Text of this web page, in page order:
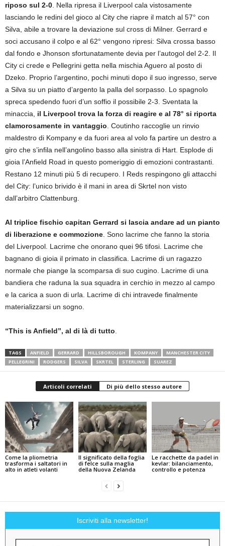
riposo sul 2-0 . Nella ripresa il Liverpool cala vistosamente
lasciando le redini del gioco al City che riapre il match al 57° con
Silva, abile a trovare la deviazione sul cross di Milner. Gerrard e
soci accusano il colpo e al 62° vengono ripresi: Silva crossa basso
dal fondo e Jhonson sfortunatamente devia per l’autogol del 2-2. Il
City ci crede e Pellegrini getta nella mischia Aguero al posto di
Dzeko. Proprio l’argentino, pochi minuti dopo il suo ingresso, serve
a Silva su un piatto d’argento la palla del sorpasso. Lo spagnolo
spreca spedendo fuori d’un soffio il possibile 2-3. Sventata la
minaccia, il Liverpool trova la forza di reagire e al 78° si riporta
clamorosamente in vantaggio . Coutinho raccoglie un rinvio
maldestro di Kompany e da fuori area al volo fa partire un destro a
giro che s’infila nell’angolino basso alla sinistra di Hart. Esplode di
gioia l’Anfield Road in questo pomeriggio di emozioni contrastanti.
Restano 12 minuti più 5 di recupero. I Reds respingono gli attacchi
del City: l’unico brivido è il mani in area di Skrtel non visto
dall’arbitro Clattenburg.
Al triplice fischio capitan Gerrard si lascia andare ad un pianto
di liberazione e commozione . Sono lacrime che fanno la storia
del Liverpool. Lacrime che onorano quei 96 tifosi. Lacrime che
bagnano di gioia il primato in classifica. Lacrime di un ragazzo
normale che piange la scomparsa di suo cugino. Lacrime di una
bandiera che raduna la sua squadra in cerchio in mezzo al campo
e la carica a suon di urla. Lacrime di chi intravede finalmente
materializzarsi un sogno.
“This is Anfield”, al di là di tutto
TAGS ANFIELD GERRARD HILLSBOROUGH KOMPANY
MANCHESTER CITY
PELLEGRINI
RODGERS SILVA SKRTEL STERLING SUAREZ
Articoli correlati Di più dello stesso autore
Come la pliometria
trasforma i saltatori in
alto in atleti volanti
Il significato della foglia
di felce sulla maglia
della Nuova Zelanda
Le racchette da padel in
kevlar: bilanciamento,
controllo e potenza
Iscriviti alla newsletter!